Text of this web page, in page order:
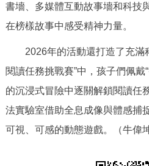
走進北京
綠色北京 圖説北
多語種
ENGLISH 한국어
書墻、多媒體互動故事墻和科技
在榜樣故事中感受精神力量。
2026年的活動還打造了充滿
閱讀任務挑戰賽”中，孩子們佩戴
的沉浸式冒險中逐關解鎖閱讀任
法實驗室借助全息成像與體感捕
可視、可感的動態遊戲。（牛偉坤